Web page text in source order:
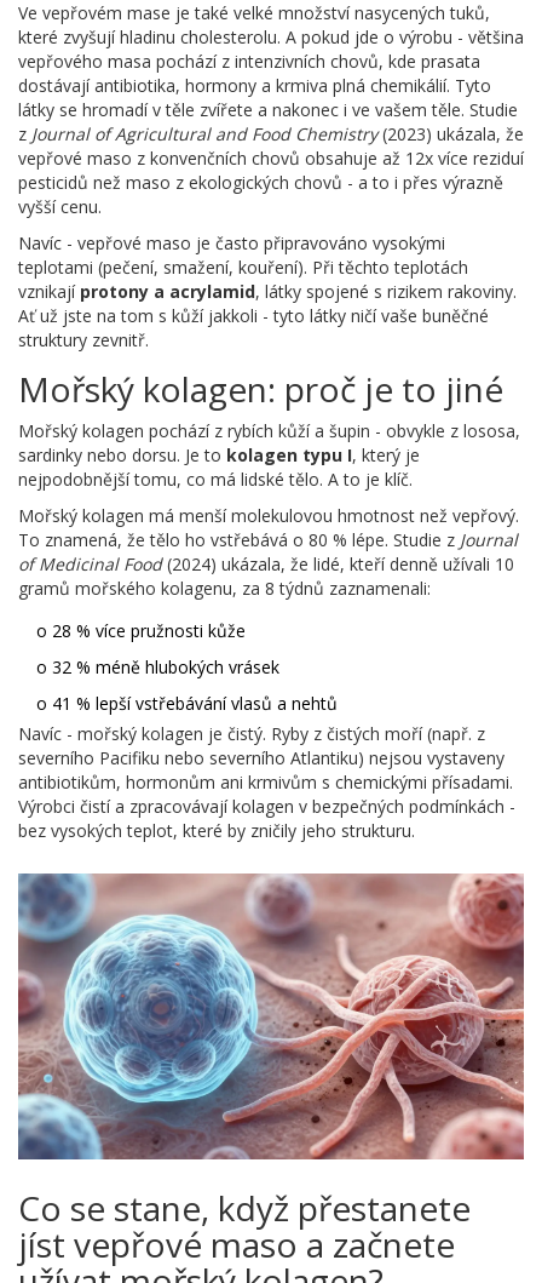
Ve vepřovém mase je také velké množství nasycených tuků,
které zvyšují hladinu cholesterolu. A pokud jde o výrobu - většina
vepřového masa pochází z intenzivních chovů, kde prasata
dostávají antibiotika, hormony a krmiva plná chemikálií. Tyto
látky se hromadí v těle zvířete a nakonec i ve vašem těle. Studie
z Journal of Agricultural and Food Chemistry(2023) ukázala, že
vepřové maso z konvenčních chovů obsahuje až 12x více reziduí
pesticidů než maso z ekologických chovů - a to i přes výrazně
vyšší cenu.
Navíc - vepřové maso je často připravováno vysokými
teplotami (pečení, smažení, kouření). Při těchto teplotách
vznikají protony a acrylamid, látky spojené s rizikem rakoviny.
Ať už jste na tom s kůží jakkoli - tyto látky ničí vaše buněčné
struktury zevnitř.
Mořský kolagen: proč je to jiné
Mořský kolagen pochází z rybích kůží a šupin - obvykle z lososa,
sardinky nebo dorsu. Je to kolagen typu I, který je
nejpodobnější tomu, co má lidské tělo. A to je klíč.
Mořský kolagen má menší molekulovou hmotnost než vepřový.
To znamená, že tělo ho vstřebává o 80 % lépe. Studie z Journal
of Medicinal Food(2024) ukázala, že lidé, kteří denně užívali 10
gramů mořského kolagenu, za 8 týdnů zaznamenali:
o 28 % více pružnosti kůže
o 32 % méně hlubokých vrásek
o 41 % lepší vstřebávání vlasů a nehtů
Navíc - mořský kolagen je čistý. Ryby z čistých moří (např. z
severního Pacifiku nebo severního Atlantiku) nejsou vystaveny
antibiotikům, hormonům ani krmivům s chemickými přísadami.
Výrobci čistí a zpracovávají kolagen v bezpečných podmínkách -
bez vysokých teplot, které by zničily jeho strukturu.
Co se stane, když přestanete
jíst vepřové maso a začnete